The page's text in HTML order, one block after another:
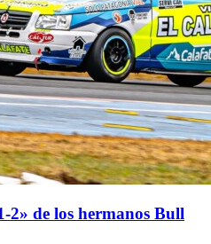
2» de los hermanos Bull